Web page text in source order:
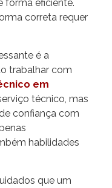
forma eficiente.
correta requer
é a
trabalhar com
em
técnico, mas
confiança com
habilidades
que um